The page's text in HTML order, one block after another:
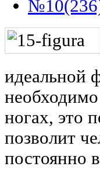
идеальной
ногах, это
позволит
постоянно